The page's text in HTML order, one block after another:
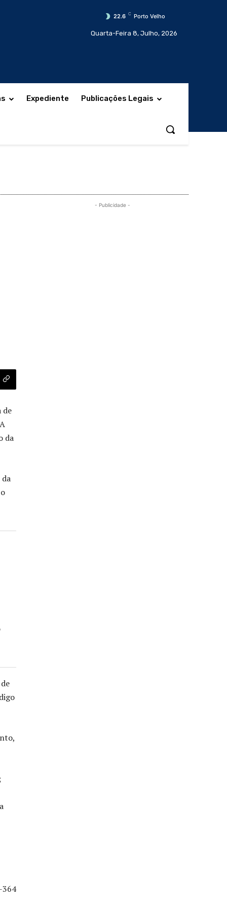
22.6 C Porto Velho
Quarta-Feira 8, Julho, 2026
Expediente Publicações Legais
de
da
364
- Publicidade -